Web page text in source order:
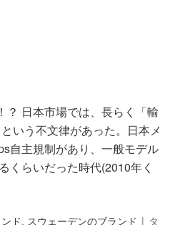
？ 日本市場では、長らく「輸
いう不文律があった。日本メ
自主規制があり、一般モデル
くらいだった時代(2010年く
ド, スウェーデンのブランド
タ